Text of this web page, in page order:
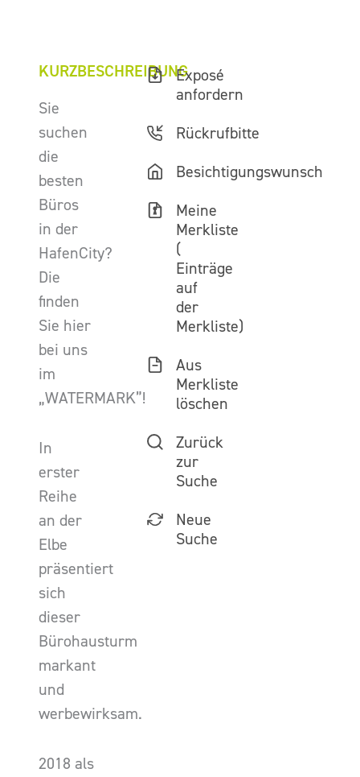
KURZBESCHREIBUNG
Sie
suchen
die
besten
Büros
in der
HafenCity?
Die
finden
Sie hier
bei uns
im
„WATERMARK”!
In
erster
Reihe
an der
Elbe
präsentiert
sich
dieser
Bürohausturm
markant
und
werbewirksam.
2018 als
Exposé
anfordern
Rückrufbitte
Besichtigungswunsch
Meine
Merkliste
(
Einträge
auf
der
Merkliste)
Aus
Merkliste
löschen
Zurück
zur
Suche
Neue
Suche